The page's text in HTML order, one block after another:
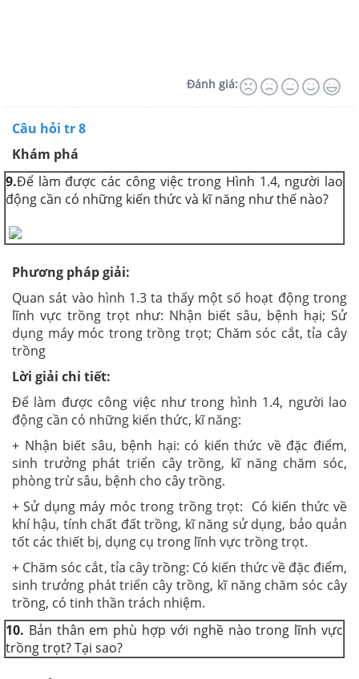
Đánh giá:
Câu hỏi tr 8
Khám phá
9.Để làm được các công việc trong Hình 1.4, người lao
động cần có những kiến thức và kĩ năng như thế nào?
Phương pháp giải:
Quan sát vào hình 1.3 ta thấy một số hoạt động trong
lĩnh vực trồng trọt như: Nhận biết sâu, bệnh hại; Sử
dụng máy móc trong trồng trọt; Chăm sóc cắt, tỉa cây
trồng
Lời giải chi tiết:
Để làm được công việc như trong hình 1.4, người lao
động cần có những kiến thức, kĩ năng:
+ Nhận biết sâu, bệnh hại: có kiến thức về đặc điểm,
sinh trưởng phát triển cây trồng, kĩ năng chăm sóc,
phòng trừ sâu, bệnh cho cây trồng.
+ Sử dụng máy móc trong trồng trọt: Có kiến thức về
khí hậu, tính chất đất trồng, kĩ năng sử dụng, bảo quản
tốt các thiết bị, dụng cụ trong lĩnh vực trồng trọt.
+ Chăm sóc cắt, tỉa cây trồng: Có kiến thức về đặc điểm,
sinh trưởng phát triển cây trồng, kĩ năng chăm sóc cây
trồng, có tinh thần trách nhiệm.
10. Bản thân em phù hợp với nghề nào trong lĩnh vực
trồng trọt? Tại sao?